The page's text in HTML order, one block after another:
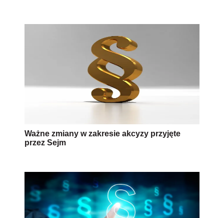
Ważne zmiany w zakresie akcyzy przyjęte
przez Sejm